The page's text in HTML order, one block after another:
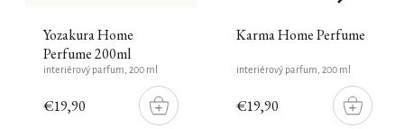
Yozakura Home
Perfume 200ml
€19,90
DO
KOŠÍKU
interiérový parfum, 200 ml
Karma Home Perfume
€19,90
DO
KOŠÍKU
interiérový parfum, 200 ml